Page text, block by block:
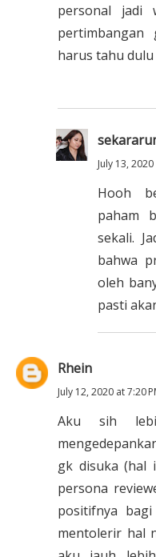
personal jadi
harus tahu
July 13,
Hooh
paham
sekali.
bahwa
oleh
pasti
Rhein
July 12, 2020 at 7:20
Aku sih
gk disuka (hal
persona
positifnya
mentolerir hal